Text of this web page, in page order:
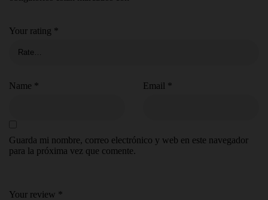
Your rating *
Your review *
Name * Email *
Guarda mi nombre, correo electrónico y web en este navegador
para la próxima vez que comente.